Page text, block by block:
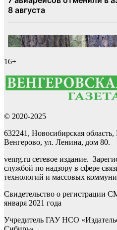
16+
© 2020-2025
632241, Новосибирская
Венгерово, ул. Ленина, дом 80.
venrg.ru сетевое издание.
службой по надзору в сфере
технологий и массовых
Свидетельство о
января 2021 года
Учредитель ГАУ НСО